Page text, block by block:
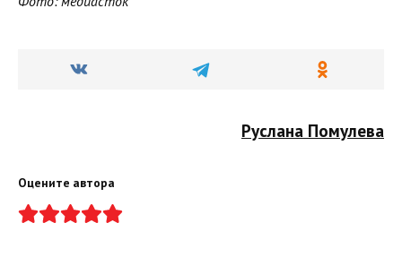
Руслана Помулева
Оцените автора